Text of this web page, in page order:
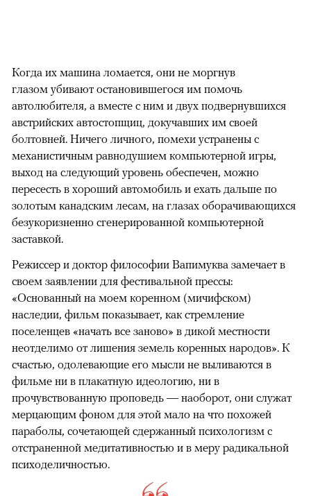
Когда их машина ломается, они не моргнув
глазом убивают остановившегося им помочь
автолюбителя, а вместе с ним и двух подвернувшихся
австрийских автостопщиц, докучавших им своей
болтовней. Ничего личного, помехи устранены с
механистичным равнодушием компьютерной игры,
выход на следующий уровень обеспечен, можно
пересесть в хороший автомобиль и ехать дальше по
золотым канадским лесам, на глазах оборачивающихся
безукоризненно сгенерированной компьютерной
заставкой.
Режиссер и доктор философии Вапимуква замечает в
своем заявлении для фестивальной прессы:
«Основанный на моем коренном (мичифском)
наследии, фильм показывает, как стремление
поселенцев «начать все заново» в дикой местности
неотделимо от лишения земель коренных народов». К
счастью, одолевающие его мысли не выливаются в
фильме ни в плакатную идеологию, ни в
прочувствованную проповедь — наоборот, они служат
мерцающим фоном для этой мало на что похожей
параболы, сочетающей сдержанный психологизм с
отстраненной медитативностью и в меру радикальной
психоделичностью.